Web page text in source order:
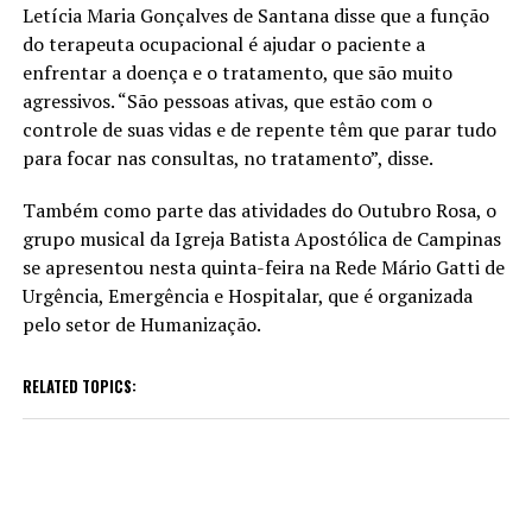
Letícia Maria Gonçalves de Santana disse que a função
do terapeuta ocupacional é ajudar o paciente a
enfrentar a doença e o tratamento, que são muito
agressivos. “São pessoas ativas, que estão com o
controle de suas vidas e de repente têm que parar tudo
para focar nas consultas, no tratamento”, disse.
Também como parte das atividades do Outubro Rosa, o
grupo musical da Igreja Batista Apostólica de Campinas
se apresentou nesta quinta-feira na Rede Mário Gatti de
Urgência, Emergência e Hospitalar, que é organizada
pelo setor de Humanização.
RELATED TOPICS: